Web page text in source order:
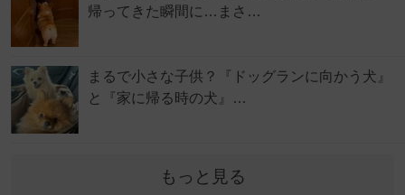
帰ってきた瞬間に…まさ…
まるで小さな子供？『ドッグランに向かう犬』
と『家に帰る時の犬』…
もっと見る